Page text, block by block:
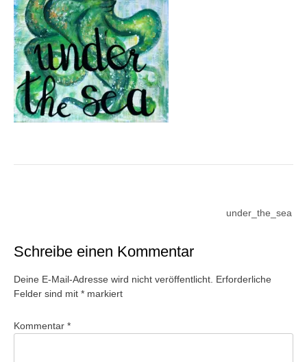
under_the_sea
Schreibe einen Kommentar
Deine E-Mail-Adresse wird nicht veröffentlicht. Erforderliche
Felder sind mit * markiert
Kommentar *